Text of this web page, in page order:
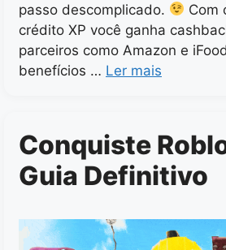
passo descomplicado.
Com
crédito XP você ganha
parceiros como Amazon e
benefícios … Ler mais
Conquiste
Guia Definitivo